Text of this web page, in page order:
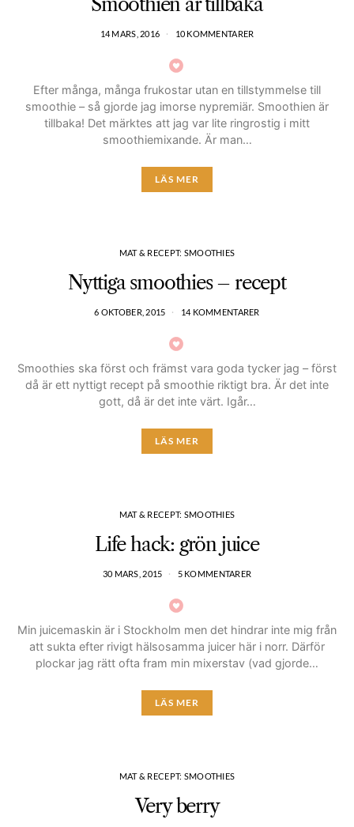
14 MARS, 2016 10 KOMMENTARER
Efter många, många frukostar utan en tillstymmelse till
smoothie – så gjorde jag imorse nypremiär. Smoothien är
tillbaka! Det märktes att jag var lite ringrostig i mitt
smoothiemixande. Är man…
LÄS MER
MAT & RECEPT: SMOOTHIES
Nyttiga smoothies – recept
6 OKTOBER, 2015 14 KOMMENTARER
Smoothies ska först och främst vara goda tycker jag – först
då är ett nyttigt recept på smoothie riktigt bra. Är det inte
gott, då är det inte värt. Igår…
LÄS MER
MAT & RECEPT: SMOOTHIES
Life hack: grön juice
30 MARS, 2015 5 KOMMENTARER
Min juicemaskin är i Stockholm men det hindrar inte mig från
att sukta efter rivigt hälsosamma juicer här i norr. Därför
plockar jag rätt ofta fram min mixerstav (vad gjorde…
LÄS MER
MAT & RECEPT: SMOOTHIES
Very berry